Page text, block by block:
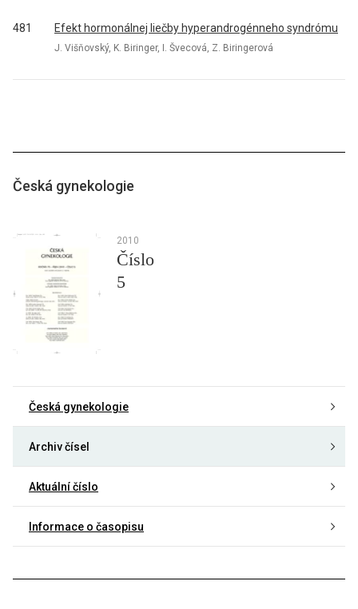
481 Efekt hormonálnej liečby hyperandrogénneho syndrómu
J. Višňovský, K. Biringer, I. Švecová, Z. Biringerová
Česká gynekologie
2010
Číslo
5
Česká gynekologie
Archiv čísel
Aktuální číslo
Informace o časopisu